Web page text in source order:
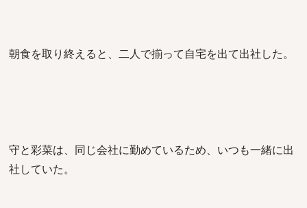
朝食を取り終えると、二人で揃って自宅を出て出社した。
守と彩菜は、同じ会社に勤めているため、いつも一緒に出
社していた。